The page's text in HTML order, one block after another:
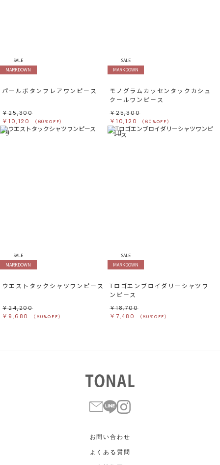
SALE
MARKDOWN
パールボタンフレアワンピース
￥25,300
￥10,120
（60%OFF）
SALE
MARKDOWN
モノグラムカッセンタックカシュ
クールワンピース
￥25,300
￥10,120
（60%OFF）
9
SALE
MARKDOWN
ウエストタックシャツワンピース
￥24,200
￥9,680
（60%OFF）
10
SALE
MARKDOWN
Tロゴエンブロイダリーシャツワ
ンピース
￥18,700
￥7,480
（60%OFF）
お問い合わせ
よくある質問